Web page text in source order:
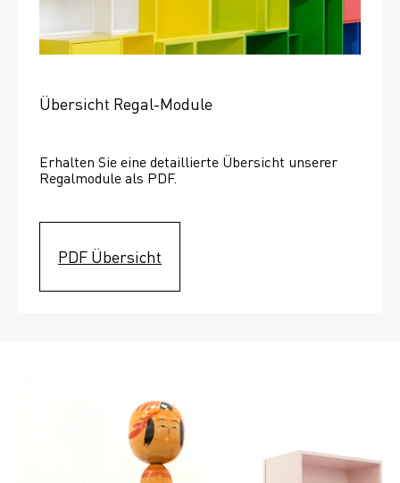
Übersicht Regal-Module
Erhalten Sie eine detaillierte Übersicht unserer
Regalmodule als PDF.
PDF Übersicht